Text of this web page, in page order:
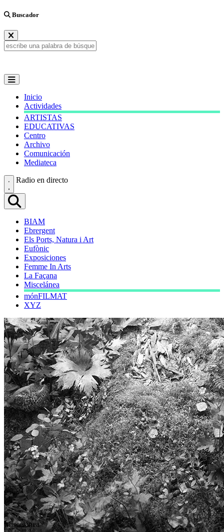
Buscador
Inicio
Actividades
ARTISTAS
EDUCATIVAS
Centro
Archivo
Comunicación
Mediateca
Radio en directo
BIAM
Ebrergent
Els Ports, Natura i Art
Eufònic
Exposiciones
Femme In Arts
La Façana
Miscelánea
mónFILMAT
XYZ
Miscelánea